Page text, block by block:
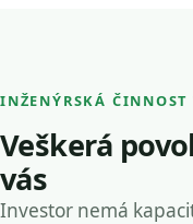
INŽENÝRSKÁ
Veškerá
vás
Investor nemá